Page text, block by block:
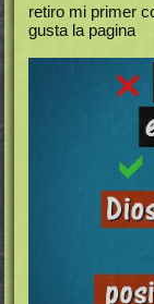
retiro mi primer
gusta la pagina